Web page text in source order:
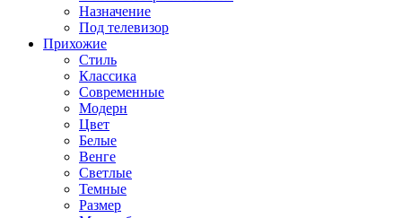
Назначение
Под телевизор
Прихожие
Стиль
Классика
Современные
Модерн
Цвет
Белые
Венге
Светлые
Темные
Размер